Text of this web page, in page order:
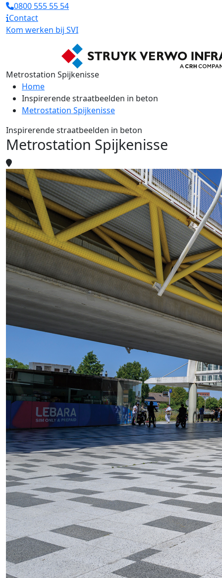
0800 555 55 54
Contact
Kom werken bij SVI
Metrostation Spijkenisse
Home
Inspirerende straatbeelden in beton
Metrostation Spijkenisse
Inspirerende straatbeelden in beton
Metrostation Spijkenisse